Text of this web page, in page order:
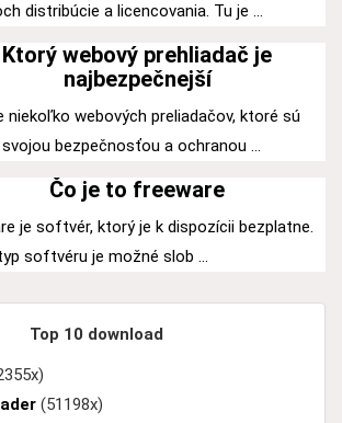
distribúcie a licencovania. Tu je ...
Ktorý webový prehliadač je
najbezpečnejší
niekoľko webových preliadačov, ktoré sú
bezpečnosťou a ochranou ...
Čo je to freeware
je softvér, ktorý je k dispozícii bezplatne.
softvéru je možné slob ...
Top 10 download
(51198x)